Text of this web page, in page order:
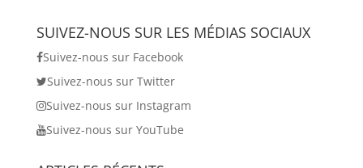
SUIVEZ-NOUS SUR LES MÉDIAS SOCIAUX
Suivez-nous sur Facebook
Suivez-nous sur Twitter
Suivez-nous sur Instagram
Suivez-nous sur YouTube